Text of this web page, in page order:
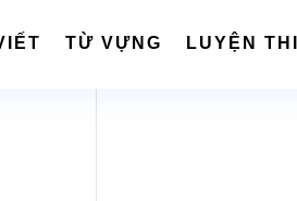
TỪ VỰNG LUYỆN THI